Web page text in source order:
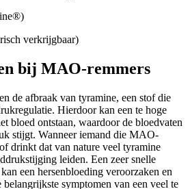
verkrijgbaar)
bij MAO-remmers
de afbraak van tyramine, een stof die
Hierdoor kan een te hoge
bloed ontstaan, waardoor de bloedvaten
stijgt. Wanneer iemand die MAO-
drinkt dat van nature veel tyramine
leiden. Een zeer snelle
een hersenbloeding veroorzaken en
symptomen van een veel te